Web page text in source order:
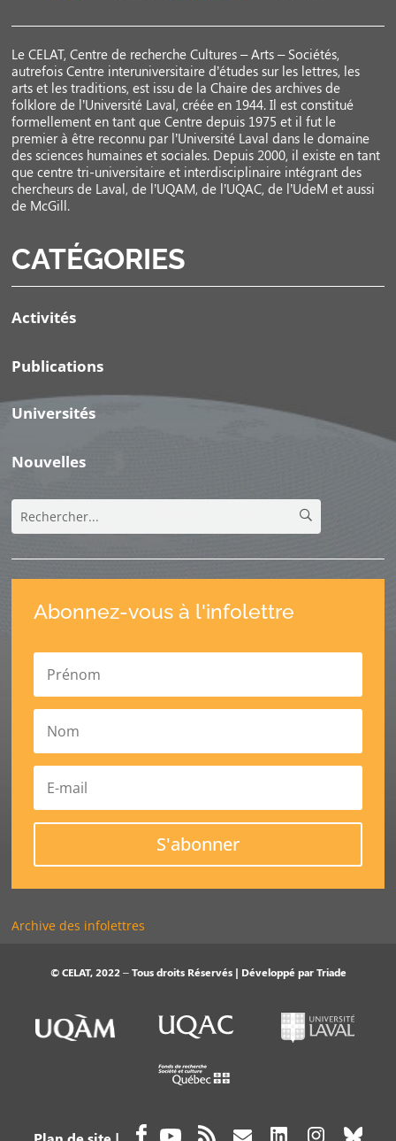
Le CELAT, Centre de recherche Cultures – Arts – Sociétés,
autrefois Centre interuniversitaire d’études sur les lettres, les
arts et les traditions, est issu de la Chaire des archives de
folklore de l’Université Laval, créée en 1944. Il est constitué
formellement en tant que Centre depuis 1975 et il fut le
premier à être reconnu par l’Université Laval dans le domaine
des sciences humaines et sociales. Depuis 2000, il existe en tant
que centre tri-universitaire et interdisciplinaire intégrant des
chercheurs de Laval, de l’UQAM, de l’UQAC, de l’UdeM et aussi
de McGill.
CATÉGORIES
Activités
Publications
Universités
Nouvelles
Abonnez-vous à l'infolettre
S'abonner
Archive des infolettres
© CELAT, 2022 – Tous droits Réservés | Développé parTriade